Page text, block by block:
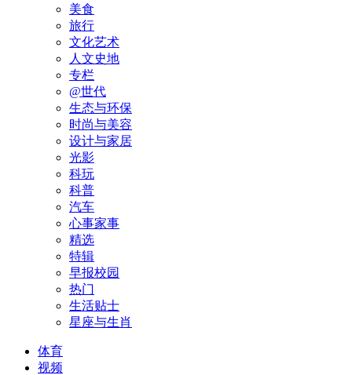
美食
旅行
文化艺术
人文史地
专栏
@世代
生态与环保
时尚与美容
设计与家居
光影
科玩
科普
汽车
心事家事
精选
特辑
早报校园
热门
生活贴士
星座与生肖
体育
视频